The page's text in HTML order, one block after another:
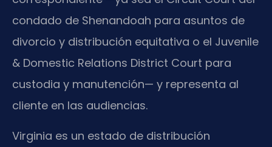
condado de Shenandoah para asuntos de
divorcio y distribución equitativa o el Juvenile
& Domestic Relations District Court para
custodia y manutención— y representa al
cliente en las audiencias.
Virginia es un estado de distribución